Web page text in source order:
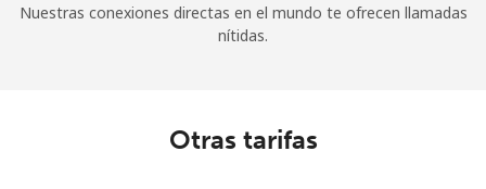
Nuestras conexiones directas en el mundo te ofrecen llamadas
nítidas.
Otras tarifas